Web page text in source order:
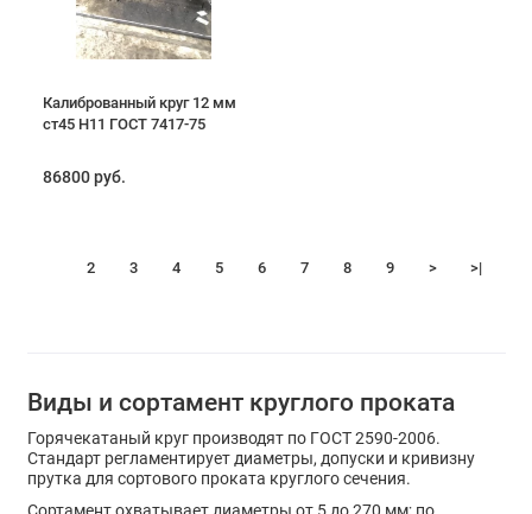
Калиброванный круг 12 мм
ст45 H11 ГОСТ 7417-75
86800 руб.
2 3 4 5 6 7 8 9 > >|
Виды и сортамент круглого проката
Горячекатаный круг производят по ГОСТ 2590-2006.
Стандарт регламентирует диаметры, допуски и кривизну
прутка для сортового проката круглого сечения.